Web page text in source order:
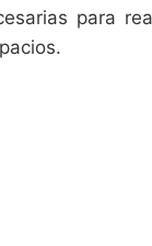
para